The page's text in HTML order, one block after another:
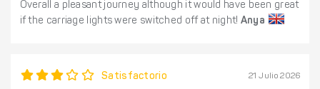
Overall a pleasant journey although it would have been great
if the carriage lights were switched off at night! Anya
Satisfactorio 21 Julio 2026